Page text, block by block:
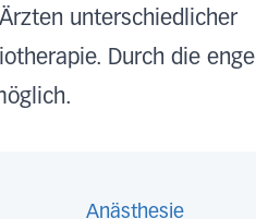
unterschiedlicher
Durch die enge
Anästhesie